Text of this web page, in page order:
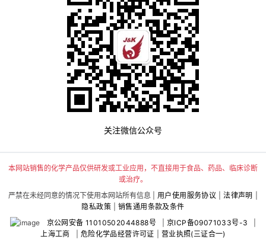
关注微信公众号
本网站销售的化学产品仅供研发或工业应用，不直接用于食品、药品、临床诊断
或治疗。
严禁在未经同意的情况下使用本网站所有信息 |
用户使用服务协议 法律声明
隐私政策
销售通用条款及条件
京公网安备 11010502044888号
京ICP备09071033号-3
上海工商
危险化学品经营许可证 营业执照(三证合一)